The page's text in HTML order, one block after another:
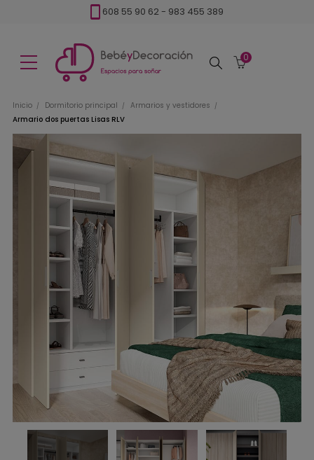
608 55 90 62 - 983 455 389
Buscar
0
Inicio Dormitorio principal
Armarios y vestidores
Armario dos puertas Lisas RLV